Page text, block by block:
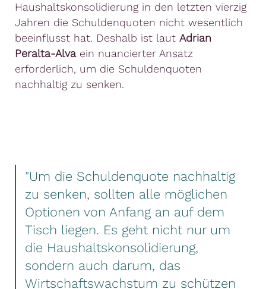
Haushaltskonsolidierung in den letzten vierzig
Jahren die Schuldenquoten nicht wesentlich
beeinflusst hat. Deshalb ist laut Adrian
Peralta-Alvaein nuancierter Ansatz
erforderlich, um die Schuldenquoten
nachhaltig zu senken.
"Um die Schuldenquote nachhaltig
zu senken, sollten alle möglichen
Optionen von Anfang an auf dem
Tisch liegen. Es geht nicht nur um
die Haushaltskonsolidierung,
sondern auch darum, das
Wirtschaftswachstum zu schützen